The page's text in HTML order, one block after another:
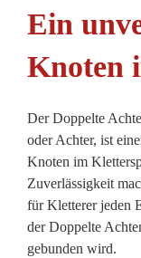
Ein
Knoten
Der Doppelte
oder Achter, ist
Knoten im
Zuverlässigkeit
für Kletterer jeden
der Doppelte
gebunden wird.